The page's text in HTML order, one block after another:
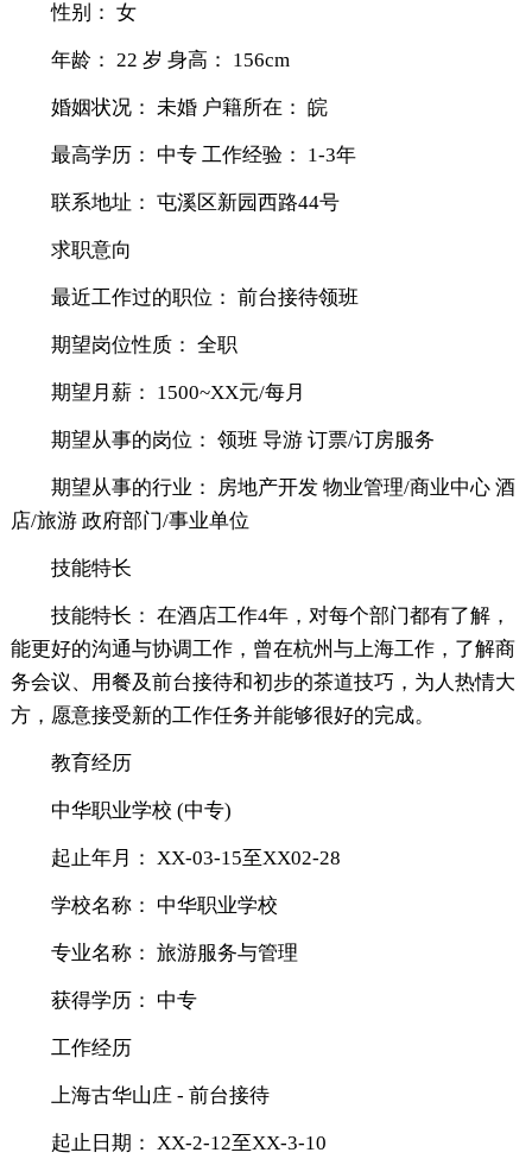
性别： 女
年龄： 22 岁 身高： 156cm
婚姻状况： 未婚 户籍所在： 皖
最高学历： 中专 工作经验： 1-3年
联系地址： 屯溪区新园西路44号
求职意向
最近工作过的职位： 前台接待领班
期望岗位性质： 全职
期望月薪： 1500~XX元/每月
期望从事的岗位： 领班 导游 订票/订房服务
期望从事的行业： 房地产开发 物业管理/商业中心 酒
店/旅游 政府部门/事业单位
技能特长
技能特长： 在酒店工作4年，对每个部门都有了解，
能更好的沟通与协调工作，曾在杭州与上海工作，了解商
务会议、用餐及前台接待和初步的茶道技巧，为人热情大
方，愿意接受新的工作任务并能够很好的完成。
教育经历
中华职业学校 (中专)
起止年月： XX-03-15至XX02-28
学校名称： 中华职业学校
专业名称： 旅游服务与管理
获得学历： 中专
工作经历
上海古华山庄 - 前台接待
起止日期： XX-2-12至XX-3-10